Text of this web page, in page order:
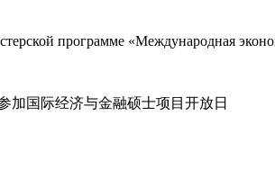
программе «Международная
加国际经济与金融硕士项目开放日